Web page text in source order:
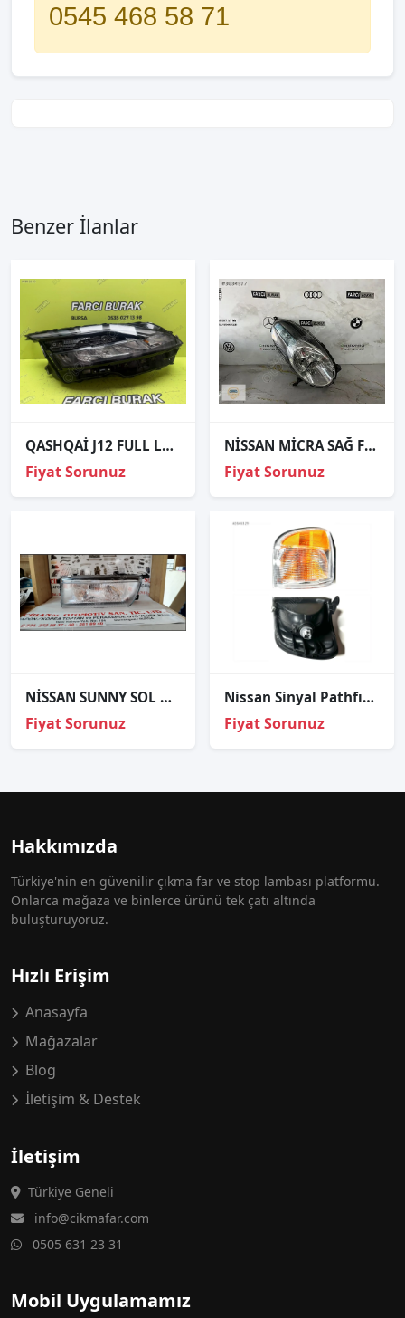
0545 468 58 71
Benzer İlanlar
QASHQAİ J12 FULL LED SAĞ FAR ORJİNAL 2024- 100-8D02G
Fiyat Sorunuz
NİSSAN MİCRA SAĞ FAR ORJİNAL
Fiyat Sorunuz
NİSSAN SUNNY SOL ÖN FAR 1994-1995 26060-6HC00?????
Fiyat Sorunuz
Nissan Sinyal Pathfınder 99-01 Sağ
Fiyat Sorunuz
Hakkımızda
Türkiye'nin en güvenilir çıkma far ve stop lambası platformu.
Onlarca mağaza ve binlerce ürünü tek çatı altında
buluşturuyoruz.
Hızlı Erişim
Anasayfa
Mağazalar
Blog
İletişim & Destek
İletişim
Türkiye Geneli
info@cikmafar.com
0505 631 23 31
Mobil Uygulamamız